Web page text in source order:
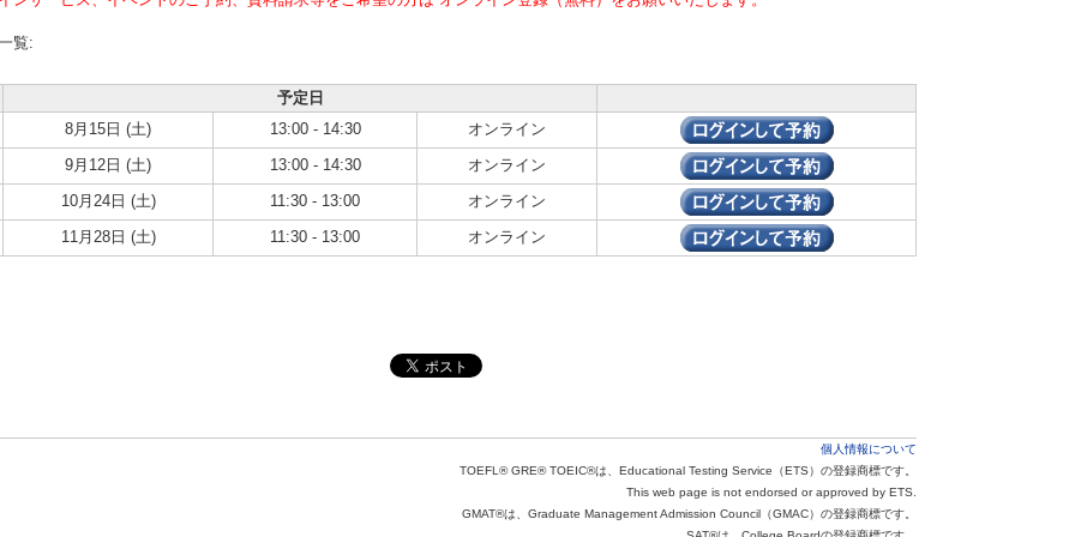
覧:
予定日
8月15日 (土)
13:00 - 14:30
オンライン
9月12日 (土)
13:00 - 14:30
オンライン
10月24日 (土)
11:30 - 13:00
オンライン
11月28日 (土)
11:30 - 13:00 オンライン
個人情報について
TOEFL® GRE® TOEIC®は、Educational Testing Service（ETS）の登録商標です。
This web page is not endorsed or approved by ETS.
GMAT®は、Graduate Management Admission Council（GMAC）の登録商標です。